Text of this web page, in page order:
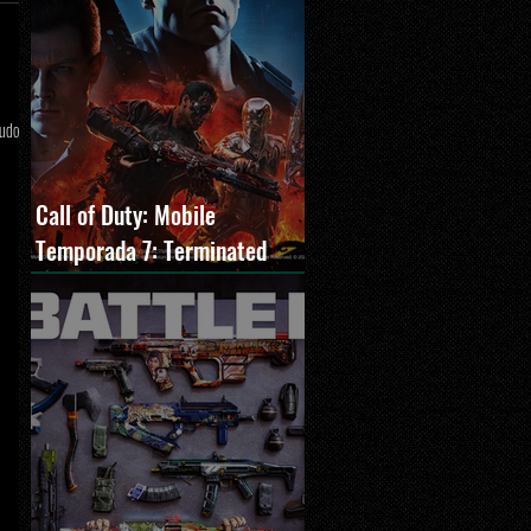
Call of Duty: Mobile
Temporada 7: Terminated
estreia com O Exterminador
do Futuro 2, novos modos e
Cronen Squall